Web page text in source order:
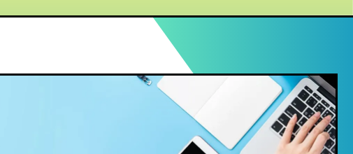
にお電話でご連絡いただければ、適切
無効にできます（または、Network
使用を無効にできます）。